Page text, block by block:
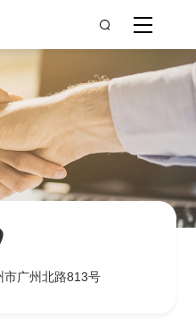
市广州北路813号